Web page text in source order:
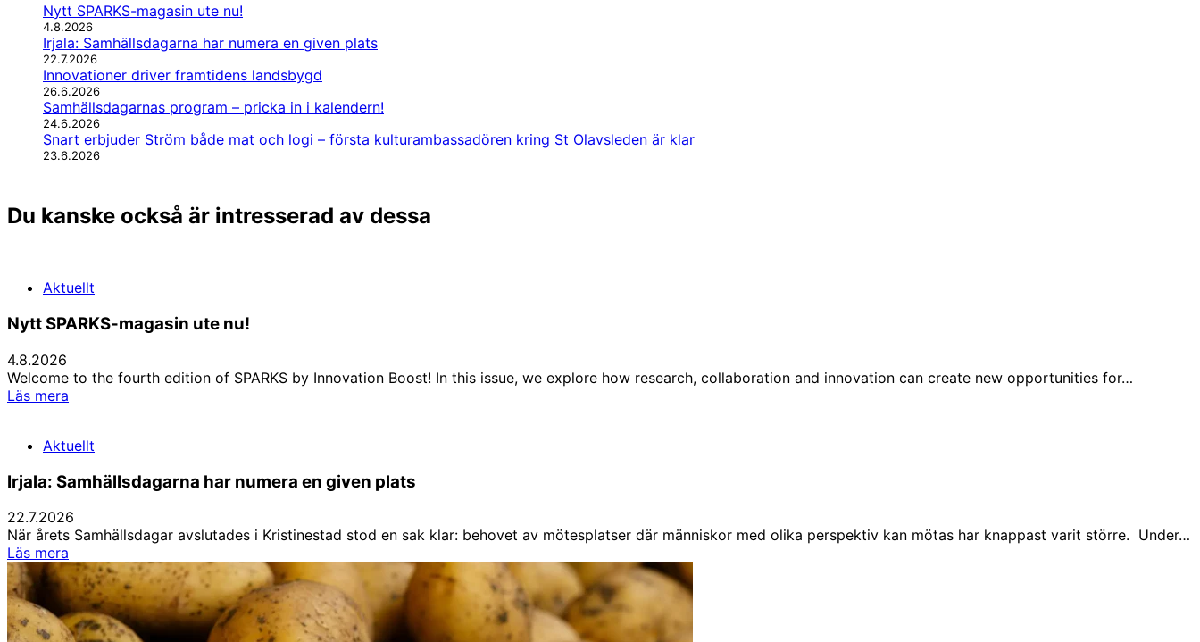
Nytt SPARKS-magasin ute nu!
4.8.2026
Irjala: Samhällsdagarna har numera en given plats
22.7.2026
Innovationer driver framtidens landsbygd
26.6.2026
Samhällsdagarnas program – pricka in i kalendern!
24.6.2026
Snart erbjuder Ström både mat och logi – första kulturambassadören kring St Olavsleden är klar
23.6.2026
Du kanske också är intresserad av dessa
Aktuellt
Nytt SPARKS-magasin ute nu!
4.8.2026
Welcome to the fourth edition of SPARKS by Innovation Boost! In this issue, we explore how research, collaboration and innovation can create new opportunities for…
Läs mera
ute
Aktuellt
Irjala: Samhällsdagarna har numera en given plats
22.7.2026
När årets Samhällsdagar avslutades i Kristinestad stod en sak klar: behovet av mötesplatser där människor med olika perspektiv kan mötas har knappast varit större. Under…
Läs mera
Samhällsdagarna
har
numera
en